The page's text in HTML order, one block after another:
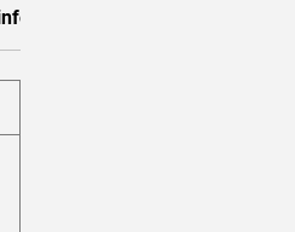
és bérlés